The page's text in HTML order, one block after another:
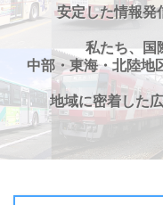
安定した情報発
私たち、国
中部・東海・北陸地
地域に密着した